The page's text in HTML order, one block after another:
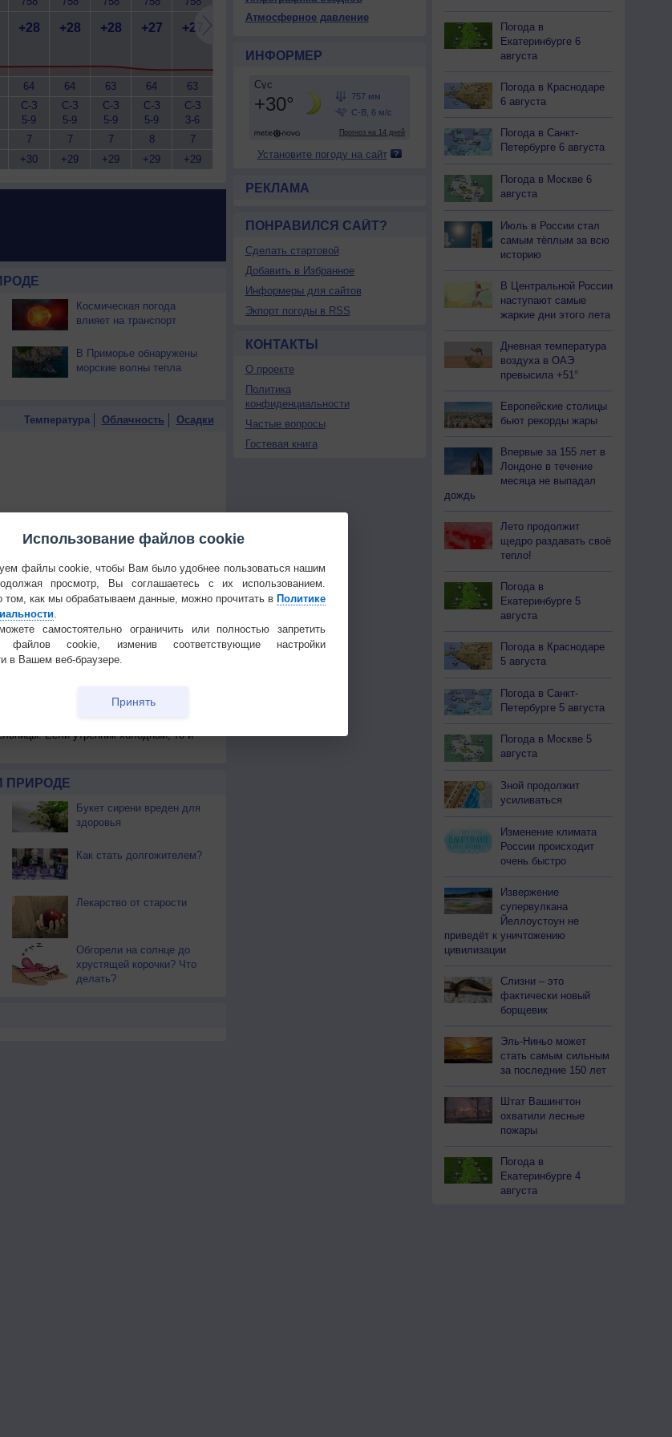
+28
64
С-З
5-9
7
+30
+28
64
С-З
5-9
7
+29
+28
63
С-З
5-9
7
+29
+27
64
С-З
5-9
8
+29
+27
63
С-З
3-6
7
+29
+28
62
С-З
7
+29
+28
С-З
+30
7
+31
7
+33
+35
+33
46
С
7
+36
+33
47
С-В
8
50
9
54
Космическая погода
влияет на транспорт
В Приморье обнаружены
морские волны тепла
Температура Облачность Осадки
подробных данных
Если утренник холодный, то и
ПРИРОДЕ
Букет сирени вреден для
здоровья
Как стать долгожителем?
Лекарство от старости
Обгорели на солнце до
хрустящей корочки? Что
делать?
Атмосферное давление
ИНФОРМЕР
Установите погоду на сайт
РЕКЛАМА
ПОНРАВИЛСЯ САЙТ?
Сделать стартовой
Добавить в Избранное
Информеры для сайтов
Экпорт погоды в RSS
КОНТАКТЫ
О проекте
Политика
конфиденциальности
Частые вопросы
Гостевая книга
Погода в
Екатеринбурге 6
августа
Погода в Краснодаре
6 августа
Погода в Санкт-
Петербурге 6 августа
Погода в Москве 6
августа
Июль в России стал
самым тёплым за всю
историю
В Центральной России
наступают самые
жаркие дни этого лета
Дневная температура
воздуха в ОАЭ
превысила +51°
Европейские столицы
бьют рекорды жары
Впервые за 155 лет в
Лондоне в течение
месяца не выпадал
дождь
Лето продолжит
щедро раздавать своё
тепло!
Погода в
Екатеринбурге 5
августа
Погода в Краснодаре
5 августа
Погода в Санкт-
Петербурге 5 августа
Погода в Москве 5
августа
Зной продолжит
усиливаться
Изменение климата
России происходит
очень быстро
Извержение
супервулкана
Йеллоустоун не
приведёт к уничтожению
цивилизации
Слизни – это
фактически новый
борщевик
Эль-Ниньо может
стать самым сильным
за последние 150 лет
Штат Вашингтон
охватили лесные
пожары
Погода в
Екатеринбурге 4
августа
Использование файлов cookie
файлы cookie, чтобы Вам было удобнее пользоваться нашим
просмотр, Вы соглашаетесь с их использованием.
том, как мы обрабатываем данные, можно прочитать в Политике
самостоятельно ограничить или полностью запретить
файлов cookie, изменив соответствующие настройки
в Вашем веб-браузере.
Принять